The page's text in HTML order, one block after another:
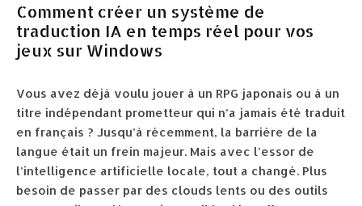
Comment créer un système de
traduction IA en temps réel pour vos
jeux sur Windows
Vous avez déjà voulu jouer à un RPG japonais ou à un
titre indépendant prometteur qui n’a jamais été traduit
en français ? Jusqu’à récemment, la barrière de la
langue était un frein majeur. Mais avec l’essor de
l’intelligence artificielle locale, tout a changé. Plus
besoin de passer par des clouds lents ou des outils